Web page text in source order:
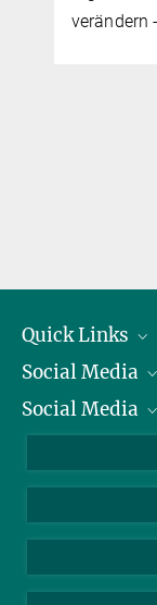
verändern
Quick Links
Präsident
Zahlen und Fakten
Social Media
Bluesky
TikTok
Social Media
Instagram
YouTube